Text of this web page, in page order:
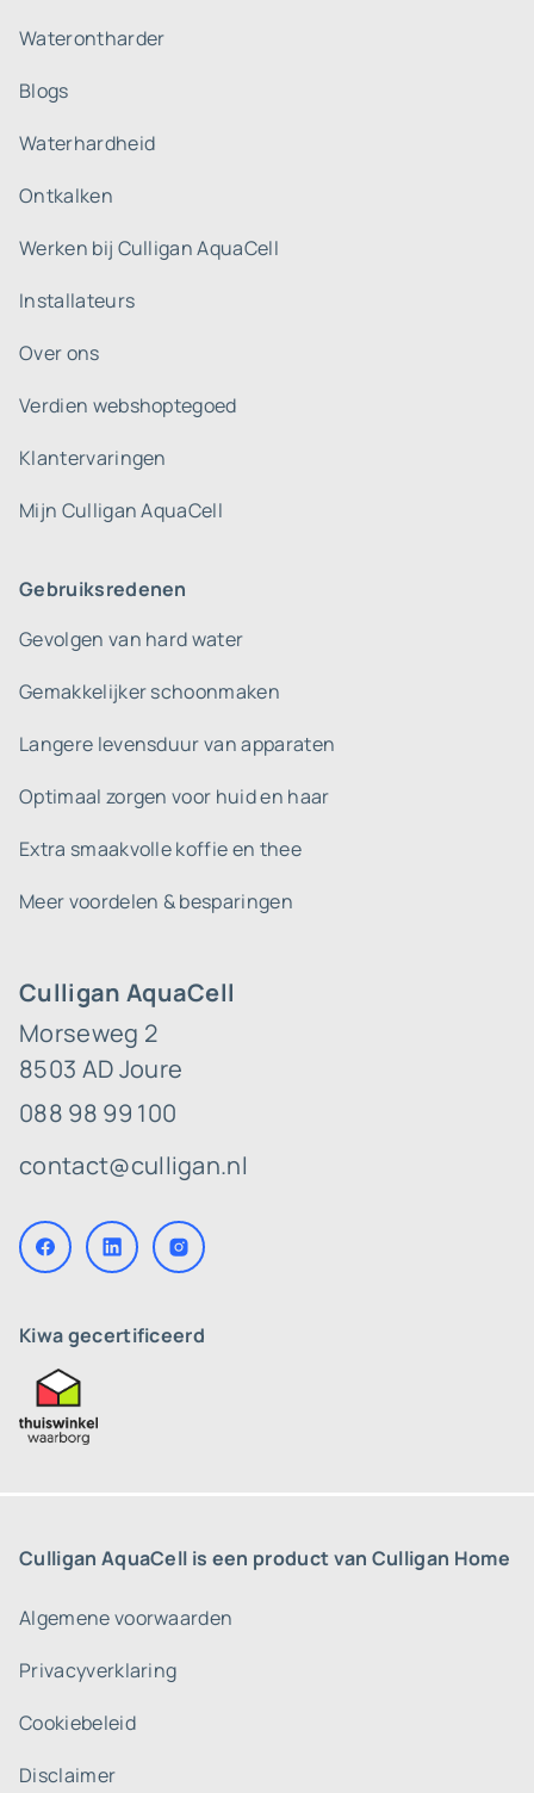
Culligan AquaCell
Morseweg 2
8503 AD Joure
088 98 99 100
contact@culligan.nl
Kiwa gecertificeerd
Waterontharder
Blogs
Waterhardheid
Ontkalken
Werken bij Culligan AquaCell
Installateurs
Over ons
Verdien webshoptegoed
Klantervaringen
Mijn Culligan AquaCell
Gebruiksredenen
Gevolgen van hard water
Gemakkelijker schoonmaken
Langere levensduur van apparaten
Optimaal zorgen voor huid en haar
Extra smaakvolle koffie en thee
Meer voordelen & besparingen
Culligan AquaCell is een product van Culligan Home
Algemene voorwaarden
Privacyverklaring
Cookiebeleid
Disclaimer